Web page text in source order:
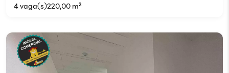
4 vaga(s)220,00 m²